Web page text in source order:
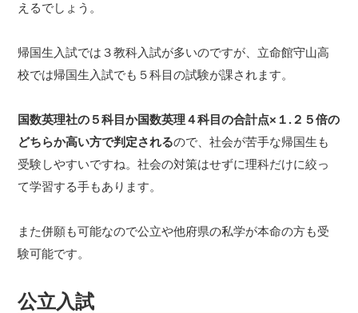
えるでしょう。
帰国生入試では３教科入試が多いのですが、立命館守山高
校では帰国生入試でも５科目の試験が課されます。
国数英理社の５科目か国数英理４科目の合計点×１.２５倍の
どちらか高い方で判定されるので、社会が苦手な帰国生も
受験しやすいですね。社会の対策はせずに理科だけに絞っ
て学習する手もあります。
また併願も可能なので公立や他府県の私学が本命の方も受
験可能です。
公立入試